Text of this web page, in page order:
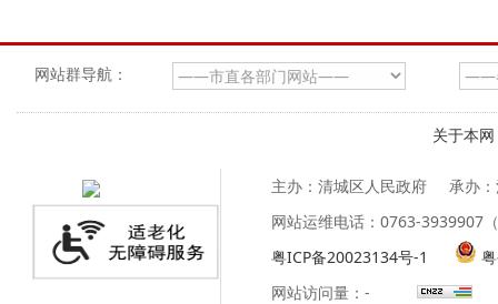
网站群导航：
关于本网
主办：清城区人民政府
承办
网站运维电话：0763-3939907
粤ICP备20023134号-1
网站访问量： -